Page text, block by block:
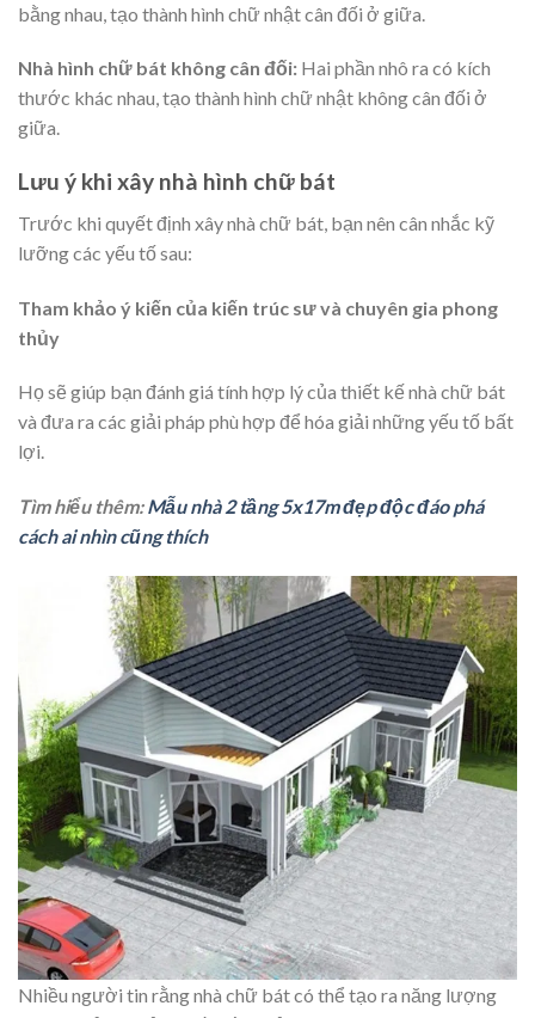
bằng nhau, tạo thành hình chữ nhật cân đối ở giữa.
Nhà hình chữ bát không cân đối: Hai phần nhô ra có kích
thước khác nhau, tạo thành hình chữ nhật không cân đối ở
giữa.
Lưu ý khi xây nhà hình chữ bát
Trước khi quyết định xây nhà chữ bát, bạn nên cân nhắc kỹ
lưỡng các yếu tố sau:
Tham khảo ý kiến của kiến trúc sư và chuyên gia phong
thủy
Họ sẽ giúp bạn đánh giá tính hợp lý của thiết kế nhà chữ bát
và đưa ra các giải pháp phù hợp để hóa giải những yếu tố bất
lợi.
Tìm hiểu thêm:Mẫu nhà 2 tầng 5x17m đẹp độc đáo phá
cách ai nhìn cũng thích
Nhiều người tin rằng nhà chữ bát có thể tạo ra năng lượng